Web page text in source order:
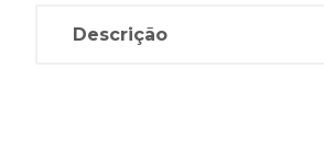
Descrição